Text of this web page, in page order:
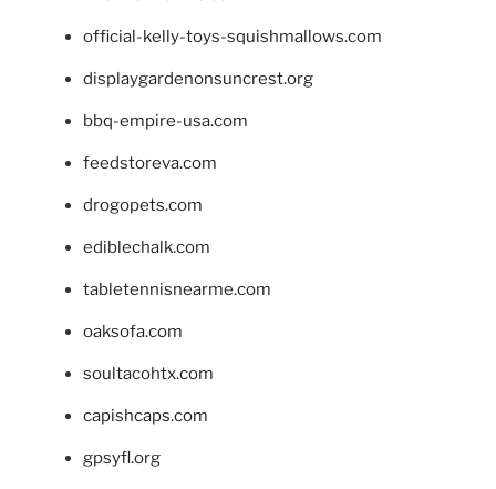
official-kelly-toys-squishmallows.com
displaygardenonsuncrest.org
bbq-empire-usa.com
feedstoreva.com
drogopets.com
ediblechalk.com
tabletennisnearme.com
oaksofa.com
soultacohtx.com
capishcaps.com
gpsyfl.org